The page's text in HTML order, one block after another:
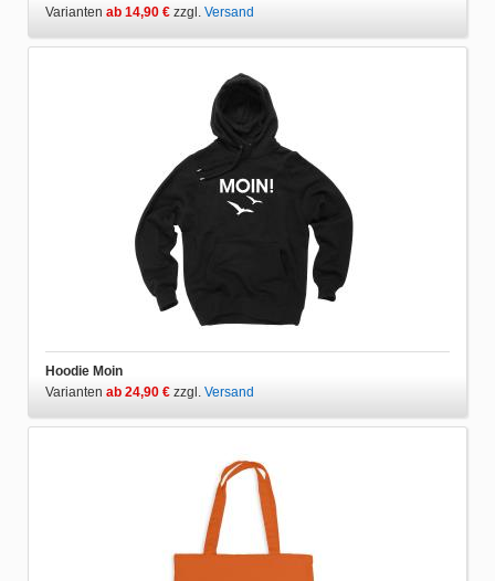
Varianten ab 14,90 € zzgl. Versand
Hoodie Moin
Varianten ab 24,90 € zzgl. Versand